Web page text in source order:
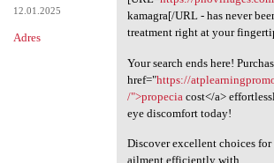
12.01.2025
Adres
kamagra[/URL - has never
treatment right at your
Your search ends here!
href="https://
/">propecia cost</a>
eye discomfort today!
Discover excellent choices
ailment efficiently with